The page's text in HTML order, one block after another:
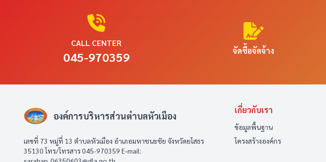
CALL CENTER
045-970359 จัดซื้อจัดจ้าง
องค์การบริหารส่วนตำบลหัวเมือง
เลขที่ 73 หมู่ที่ 13 ตำบลหัวเมือง อำเภอมหาชนะชัย จังหวัดยโสธร
35130 โทร/โทรสาร 045-970359 E-mail:
เกี่ยวกับเรา
ข้อมูลพื้นฐาน
โครงสร้างองค์กร